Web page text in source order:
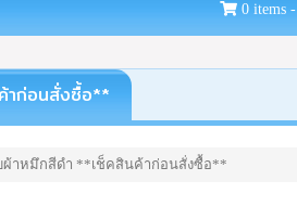
0 items -
ก่อนสั่งซื้อ**
บผ้าหมึกสีดำ **เช็คสินค้าก่อนสั่งซื้อ**